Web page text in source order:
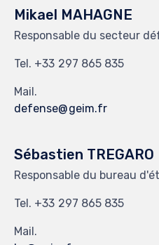
Mikael MAHAGNE
Responsable du secteur
Tel. 297 865 835
Mail.
defense
geim.fr
Sébastien TREGARO
Responsable du bureau
Tel. 297 865 835
Mail.